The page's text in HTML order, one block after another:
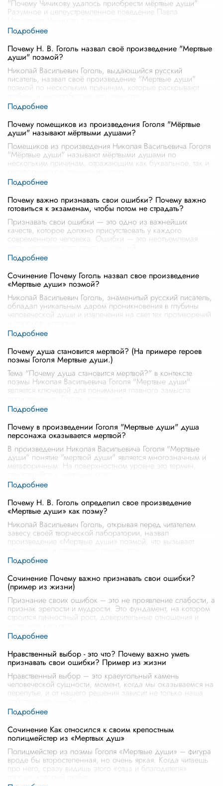
"Почему Чичикову удалось приобрести мёртвые души"
Разумное и целеустремленное поведение Павла
Почему Н. В. Гоголь назвал своё произведение "Мертвые
души" поэмой?
Николай Васильевич Гоголь, выдающийся русский
писатель, назвал своё произведение "Мертвые души"
поэмой по нескольким причинам, которые раскрывают
Почему помещиков из произведения Гоголя "Мёртвые
души" называют мёртвыми душами?
Помещиков из произведения Николая Васильевича Гоголя
"Мёртвые души" называют мёртвыми душами по
нескольким причинам, отражающим как буквальное, так и
Почему важно признавать свои ошибки? Почему важно
готовиться к экзаменам, чтобы потом не страдать?
Признавать свои ошибки — это одно из важнейших
качеств, которое должно присутствовать у каждого
современного человека. Ошибки — это неотъемлемая
Сочинение Почему Гоголь назвал свое произведение
«Мертвые души» поэмой?
Николай Васильевич Гоголь, знаменитый русский писатель,
обладал уникальным даром проникновения в глубины
человеческой души и извлечения на свет тех противоречий
Почему душа становится мертвой? (На примере героев
поэмы Гоголя Мертвые души.)
Тема "Почему душа становится мертвой?" в контексте
поэмы Николая Васильевича Гоголя "Мертвые души"
является ключевой для понимания главного замысла
Почему в произведении Гоголя "Мертвые души" душа
персонажа оказывается мертвой?
В произведении Николая Васильевича Гоголя "Мертвые
души" понятие "мертвой души" является многозначным и
метафоричным. На поверхностном уровне это термин,
Почему Н. В. Гоголь определил свое произведение
«Мертвые души» как поэму?
Николай Васильевич Гоголь, открывая перед читателем
завесу своей творческой лаборатории, назвал
произведение «Мертвые души» поэмой, что вызывает
Сочинение Почему важно признавать свои ошибки?
(пример из жизни)
Признание своих ошибок – это не проявление слабости, а
признак зрелости и мудрости. Это фундамент, на котором
строится личностный рост, доверительные отношения и
Нравственный выбор - это что? Почему важно уметь
признавать свои ошибки? Пример из жизни
Нравственный выбор – это краеугольный камень
человеческой сущности, момент, когда мы оказываемся на
перепутье, и от нашего решения зависит не только наша
Сочинение Как относился к своим крепостным
полицмейстер из «Мертвых душ»
Полицмейстер из поэмы Гоголя «Мертвые души» – фигура
вроде бы второстепенная, но очень яркая. Когда читаешь
про него, сразу видишь этого «отца и благодетеля»